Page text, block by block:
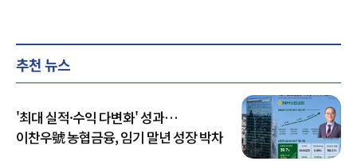
추천 뉴스
'최대 실적·수익 다변화' 성과…
이찬우號 농협금융, 임기 말년 성장 박차